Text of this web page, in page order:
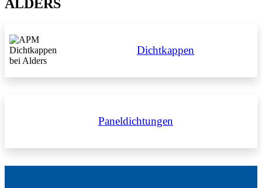
ALDERS
Dichtkappen
Paneldichtungen